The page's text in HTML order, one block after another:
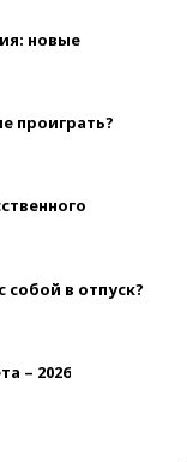
новые
проиграть?
в отпуск?
– 2026